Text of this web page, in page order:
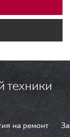
техники
на ремонт